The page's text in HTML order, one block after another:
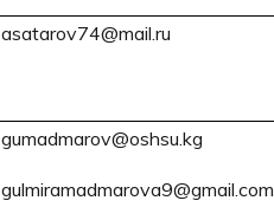
asatarov74@mail.ru
gumadmarov@oshsu.kg
gulmiramadmarova9@gmail.com